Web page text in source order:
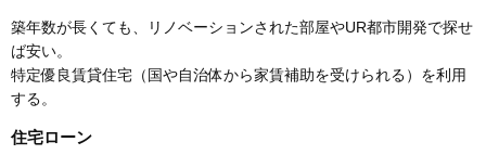
築年数が長くても、リノベーションされた部屋やUR都市開発で探せ
ば安い。
特定優良賃貸住宅（国や自治体から家賃補助を受けられる）を利用
する。
住宅ローン